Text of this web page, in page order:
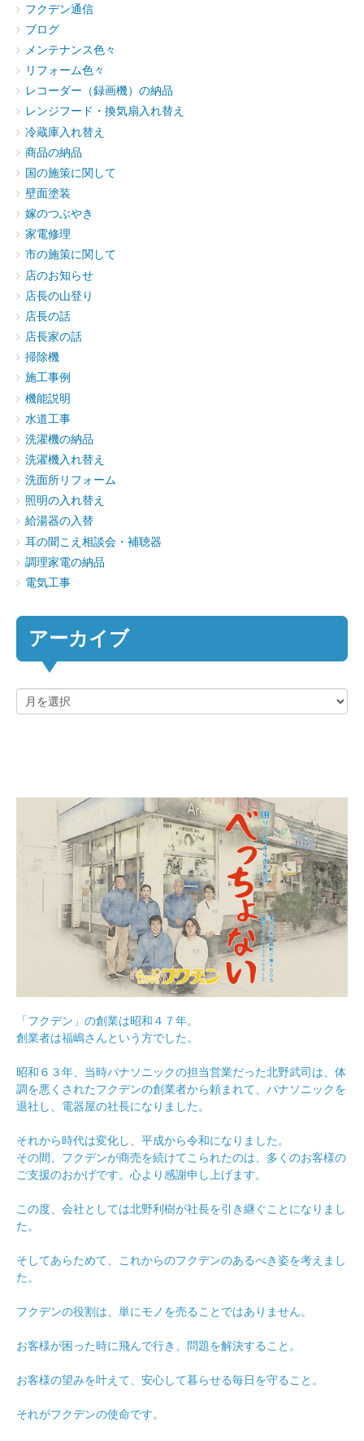
フクデン通信
ブログ
メンテナンス色々
リフォーム色々
レコーダー（録画機）の納品
レンジフード・換気扇入れ替え
冷蔵庫入れ替え
商品の納品
国の施策に関して
壁面塗装
嫁のつぶやき
家電修理
市の施策に関して
店のお知らせ
店長の山登り
店長の話
店長家の話
掃除機
施工事例
機能説明
水道工事
洗濯機の納品
洗濯機入れ替え
洗面所リフォーム
照明の入れ替え
給湯器の入替
耳の聞こえ相談会・補聴器
調理家電の納品
電気工事
アーカイブ
「フクデン」の創業は昭和４７年。
創業者は福嶋さんという方でした。
昭和６３年、当時パナソニックの担当営業だった北野武司は、体
調を悪くされたフクデンの創業者から頼まれて、パナソニックを
退社し、電器屋の社長になりました。
それから時代は変化し、平成から令和になりました。
その間、フクデンが商売を続けてこられたのは、多くのお客様の
ご支援のおかげです。心より感謝申し上げます。
この度、会社としては北野利樹が社長を引き継ぐことになりまし
た。
そしてあらためて、これからのフクデンのあるべき姿を考えまし
た。
フクデンの役割は、単にモノを売ることではありません。
お客様が困った時に飛んで行き、問題を解決すること。
お客様の望みを叶えて、安心して暮らせる毎日を守ること。
それがフクデンの使命です。